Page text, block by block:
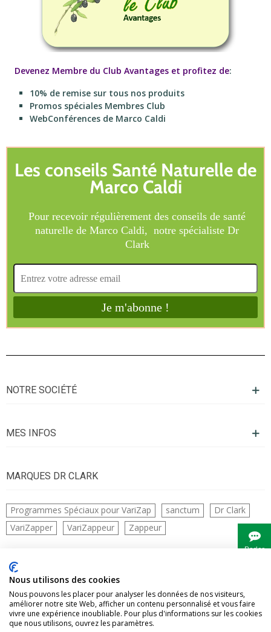
Devenez Membre du Club Avantages et profitez de:
10% de remise sur tous nos produits
Promos spéciales Membres Club
WebConférences de Marco Caldi
NOTRE SOCIÉTÉ
MES INFOS
MARQUES DR CLARK
Programmes Spéciaux pour VariZap sanctum
Dr Clark
VariZapper
VariZappeur Zappeur
CONTACTS
Parler
Nous utilisons des cookies
Nous pouvons les placer pour analyser les données de nos visiteurs,
améliorer notre site Web, afficher un contenu personnalisé et vous faire
vivre une expérience inoubliable. Pour plus d'informations sur les cookies
que nous utilisons, ouvrez les paramètres.